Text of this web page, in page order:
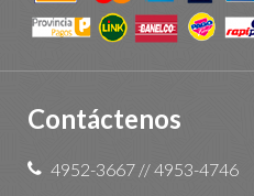
Contáctenos
4952-3667 //4953-4746